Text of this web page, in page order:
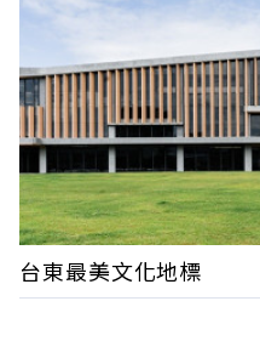
台東最美文化地標